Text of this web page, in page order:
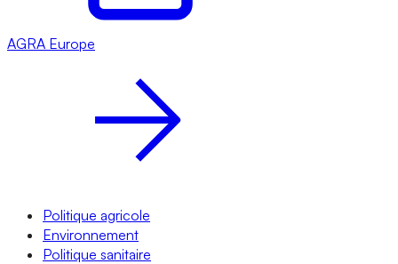
AGRA Europe
Politique agricole
Environnement
Politique sanitaire